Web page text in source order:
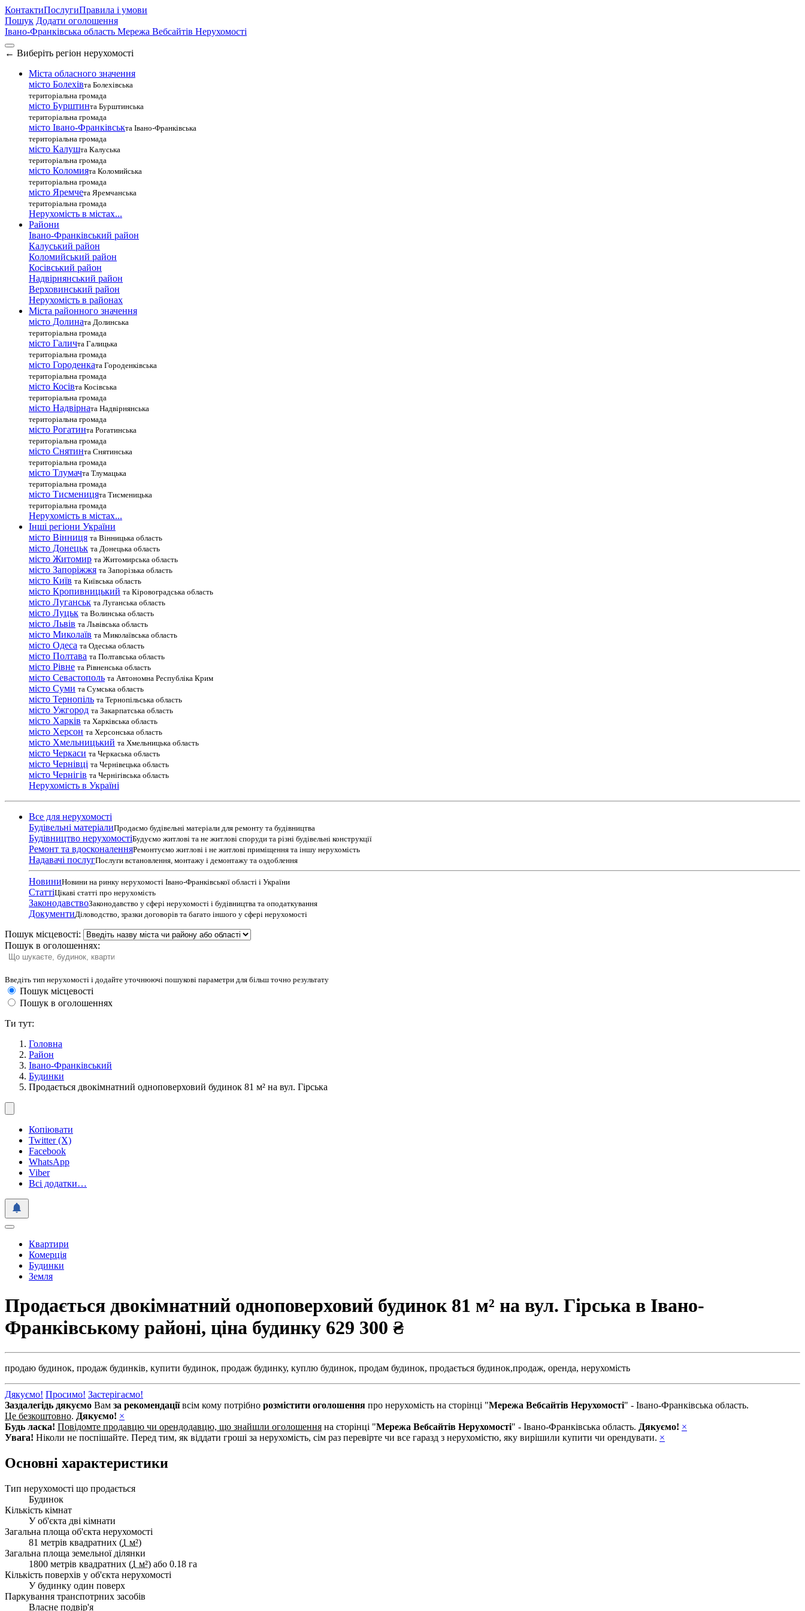
КонтактиПослугиПравила і умови
Пошук Додати оголошення
Івано-Франківська область Мережа Вебсайтів Нерухомості
← Виберіть регіон нерухомості
Міста обласного значення
місто Болехівта Болехівська
територіальна громада
місто Бурштинта Бурштинська
територіальна громада
місто Івано-Франківськта Івано-Франківська
територіальна громада
місто Калушта Калуська
територіальна громада
місто Коломията Коломийська
територіальна громада
місто Яремчета Яремчанська
територіальна громада
Нерухомість в містах...
Райони
Івано-Франківський район
Калуський район
Коломийський район
Косівський район
Надвірнянський район
Верховинський район
Нерухомість в районах
Міста районного значення
місто Долината Долинська
територіальна громада
місто Галичта Галицька
територіальна громада
місто Городенката Городенківська
територіальна громада
місто Косівта Косівська
територіальна громада
місто Надвірната Надвірнянська
територіальна громада
місто Рогатинта Рогатинська
територіальна громада
місто Снятинта Снятинська
територіальна громада
місто Тлумачта Тлумацька
територіальна громада
місто Тисменицята Тисменицька
територіальна громада
Нерухомість в містах...
Інші регіони України
місто Вінниця та Вінницька область
місто Донецьк та Донецька область
місто Житомир та Житомирська область
місто Запоріжжя та Запорізька область
місто Київ та Київська область
місто Кропивницький та Кіровоградська область
місто Луганськ та Луганська область
місто Луцьк та Волинська область
місто Львів та Львівська область
місто Миколаїв та Миколаївська область
місто Одеса та Одеська область
місто Полтава та Полтавська область
місто Рівне та Рівненська область
місто Севастополь та Автономна Республіка Крим
місто Суми та Сумська область
місто Тернопіль та Тернопільська область
місто Ужгород та Закарпатська область
місто Харків та Харківська область
місто Херсон та Херсонська область
місто Хмельницький та Хмельницька область
місто Черкаси та Черкаська область
місто Чернівці та Чернівецька область
місто Чернігів та Чернігівська область
Нерухомість в Україні
Все для нерухомості
Будівельні матеріалиПродаємо будівельні матеріали для ремонту та будівництва
Будівництво нерухомостіБудуємо житлові та не житлові споруди та різні будівельні конструкції
Ремонт та вдосконаленняРемонтуємо житлові і не житлові приміщення та іншу нерухомість
Надавачі послугПослуги встановлення, монтажу і демонтажу та оздоблення
НовиниНовини на ринку нерухомості Івано-Франківської області і України
СтаттіЦікаві статті про нерухомість
ЗаконодавствоЗаконодавство у сфері нерухомості і будівництва та оподаткування
ДокументиДіловодство, зразки договорів та багато іншого у сфері нерухомості
Пошук місцевості:
Пошук в оголошеннях:
Введіть тип нерухомості і додайте уточнюючі пошукові параметри для більш точно результату
Пошук місцевості
Пошук в оголошеннях
Ти тут:
Головна
Район
Івано-Франківський
Будинки
Продається двокімнатний одноповерховий будинок 81 м² на вул. Гірська
Копіювати
Twitter (X)
Facebook
WhatsApp
Viber
Всі додатки…
Квартири
Комерція
Будинки
Земля
Продається двокімнатний одноповерховий будинок 81 м² на вул. Гірська в Івано-
Франківському районі, ціна будинку 629 300 ₴
продаю будинок, продаж будинків, купити будинок, продаж будинку, куплю будинок, продам будинок, продається будинок,продаж, оренда, нерухомість
Дякуємо! Просимо! Застерігаємо!
Заздалегідь дякуємо Вам за рекомендаціївсім кому потрібно розмістити оголошення про нерухомість на сторінці "Мережа Вебсайтів Нерухомості" - Івано-Франківська область.
Це безкоштовно. Дякуємо! ×
Будь ласка! Повідомте продавцю чи орендодавцю, що знайшли оголошення на сторінці "Мережа Вебсайтів Нерухомості" - Івано-Франківська область. Дякуємо! ×
Увага! Ніколи не поспішайте. Перед тим, як віддати гроші за нерухомість, сім раз перевірте чи все гаразд з нерухомістю, яку вирішили купити чи орендувати. ×
Основні характеристики
Тип нерухомості що продається
Будинок
Кількість кімнат
У об'єкта дві кімнати
Загальна площа об'єкта нерухомості
81 метрів квадратних (1 м²)
Загальна площа земельної ділянки
1800 метрів квадратних (1 м²) або 0.18 га
Кількість поверхів у об'єкта нерухомості
У будинку один поверх
Паркування транспотрних засобів
Власне подвір'я